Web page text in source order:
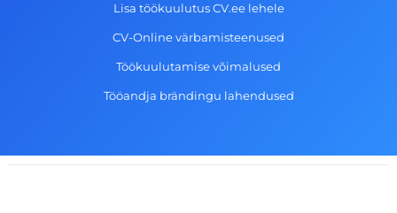
Lisa töökuulutus CV.ee lehele
CV-Online värbamisteenused
Töökuulutamise võimalused
Tööandja brändingu lahendused